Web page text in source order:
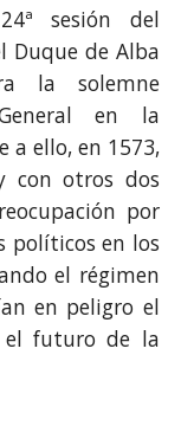
sesión del
Duque de Alba
la solemne
en la
a ello, en 1573,
con otros dos
por
políticos en los
el régimen
en peligro el
futuro de la